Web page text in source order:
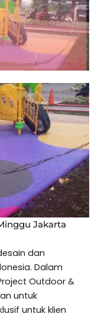
Jakarta
dan
Dalam
Outdoor &
untuk
untuk klien